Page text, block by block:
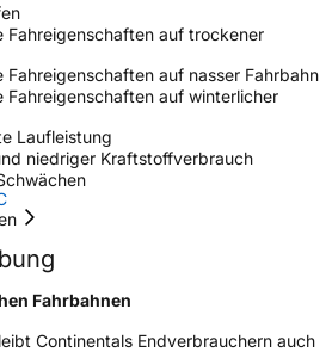
/ Alpine-Symbol
Fahreigenschaften auf trockener
Fahreigenschaften auf nasser Fahrbahn
Fahreigenschaften auf winterlicher
Laufleistung
niedriger Kraftstoffverbrauch
Fahrbahnen
Continentals Endverbrauchern auch